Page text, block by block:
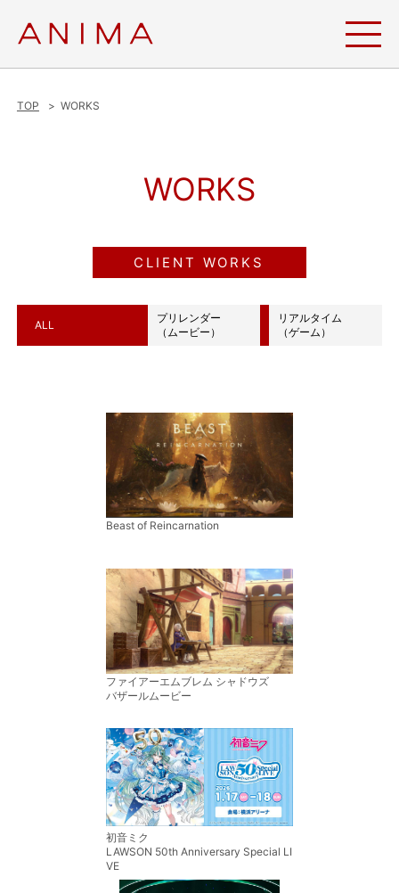
TOP WORKS
WORKS
CLIENT WORKS
ALL
プリレンダー
（ムービー）
リアルタイム
（ゲーム）
Beast of Reincarnation
ファイアーエムブレム シャドウズ
バザールムービー
初音ミク
LAWSON 50th Anniversary Special LI
VE